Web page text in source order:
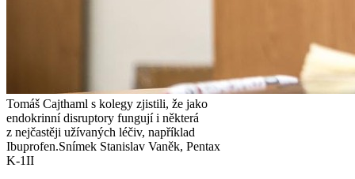
Tomáš Cajthaml s kolegy zjistili, že jako
endokrinní disruptory fungují i některá
z nejčastěji užívaných léčiv, například
Ibuprofen.Snímek Stanislav Vaněk, Pentax
K-1II